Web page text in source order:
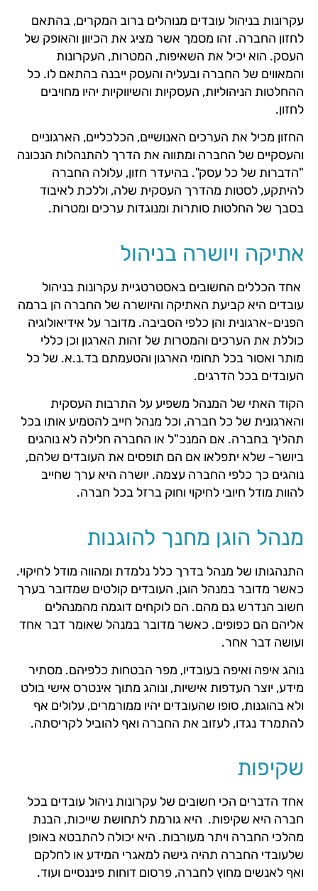
עקרונות בניהול עובדים מנוהלים ברוב המקרים, בהתאם
לחזון החברה. זהו מסמך אשר מציג את הכיוון והאופק של
העסק. הוא יכיל את השאיפות, המטרות, העקרונות
והמאווים של החברה ובעליה והעסק ייבנה בהתאם לו. כל
ההחלטות הניהוליות, העסקיות והשיווקיות יהיו מחויבים
לחזון.
החזון מכיל את הערכים האנושיים, הכלכליים, הארגוניים
והעסקיים של החברה ומתווה את הדרך להתנהלות הנכונה
"הדברות של כל עסק". בהיעדר חזון, עלולה החברה
להיתקע, לסטות מהדרך העסקית שלה, וללכת לאיבוד
בסבך של החלטות סותרות ומנוגדות ערכים ומטרות.
אתיקה ויושרה בניהול
אחד הכללים החשובים באסטרטגיית עקרונות בניהול
עובדים היא קביעת האתיקה והיושרה של החברה הן ברמה
הפנים-ארגונית והן כלפי הסביבה. מדובר על אידיאולוגיה
כוללת את הערכים והמטרות של זהות הארגון וכן כללי
מותר ואסור בכל תחומי הארגון והטעמתם בד.נ.א. של כל
העובדים בכל הדרגים.
הקוד האתי של המנהל משפיע על התרבות העסקית
והארגונית של כל חברה, וכל מנהל חייב להטמיע אותו בכל
תהליך בחברה. אם המנכ"ל או החברה חלילה לא נוהגים
ביושר- שלא יתפלאו אם הם תופסים את העובדים שלהם,
נוהגים כך כלפי החברה עצמה. יושרה היא ערך שחייב
להוות מודל חיובי לחיקוי וחוק ברזל בכל חברה.
מנהל הוגן מחנך להוגנות
התנהגותו של מנהל בדרך כלל נלמדת ומהווה מודל לחיקוי.
כאשר מדובר במנהל הוגן, העובדים קולטים שמדובר בערך
חשוב הנדרש גם מהם. הם לוקחים דוגמה מהמנהלים
אליהם הם כפופים. כאשר מדובר במנהל שאומר דבר אחד
ועושה דבר אחר.
נוהג איפה ואיפה בעובדיו, מפר הבטחות כלפיהם. מסתיר
מידע, יוצר העדפות אישיות, ונוהג מתוך אינטרס אישי בולט
ולא בהוגנות, סופו שהעובדים יהיו ממורמרים, עלולים אף
להתמרד נגדו, לעזוב את החברה ואף להוביל לקריסתה.
שקיפות
אחד הדברים הכי חשובים של עקרונות ניהול עובדים בכל
חברה היא שקיפות. היא גורמת לתחושת שייכות, הבנת
מהלכי החברה ויתר מעורבות. היא יכולה להתבטא באופן
שלעובדי החברה תהיה גישה למאגרי המידע או לחלקם
ואף לאנשים מחוץ לחברה, פרסום דוחות פיננסיים ועוד.